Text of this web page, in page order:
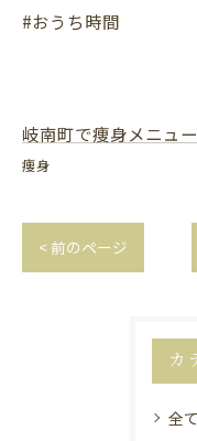
#おうち時間
岐南町で痩身メニュ
痩身
< 前のページ
カ
全